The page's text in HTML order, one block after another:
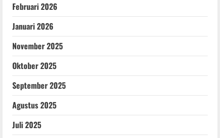
Februari 2026
Januari 2026
November 2025
Oktober 2025
September 2025
Agustus 2025
Juli 2025